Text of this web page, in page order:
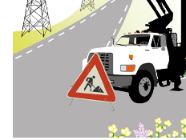
En kraftledning kan göra en
strömförande genom